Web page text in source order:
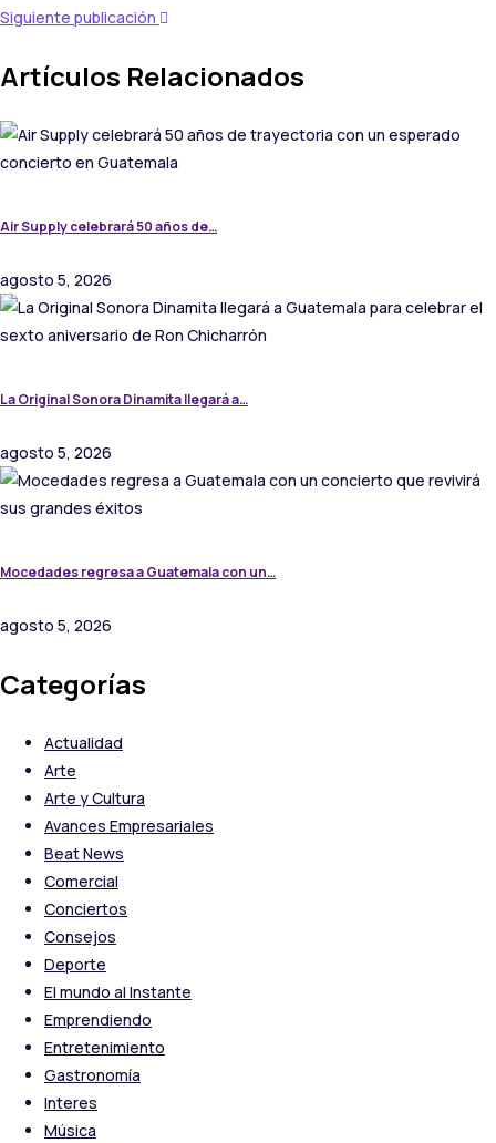
Siguiente publicación
Artículos Relacionados
Air Supply celebrará 50 años de…
agosto 5, 2026
La Original Sonora Dinamita llegará a…
agosto 5, 2026
Mocedades regresa a Guatemala con un…
agosto 5, 2026
Categorías
Actualidad
Arte
Arte y Cultura
Avances Empresariales
Beat News
Comercial
Conciertos
Consejos
Deporte
El mundo al Instante
Emprendiendo
Entretenimiento
Gastronomía
Interes
Música